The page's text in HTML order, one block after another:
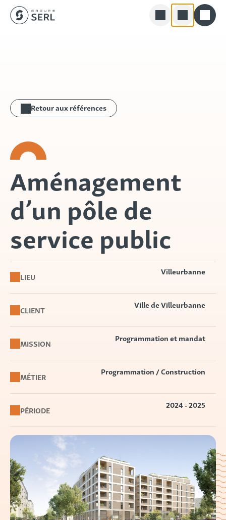
Retour aux références
Aménagement
d’un pôle de
service public
LIEU
Villeurbanne
CLIENT
Ville de Villeurbanne
MISSION
Programmation et mandat
MÉTIER
Programmation / Construction
PÉRIODE
2024 - 2025